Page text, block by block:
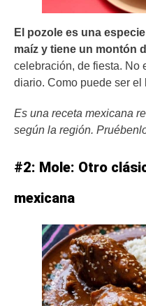
El pozole es una
maíz y tiene un montón
celebración, de fiesta. No
diario. Como puede ser el
Es una receta mexicana
según la región.
#2: Mole: Otro
mexicana